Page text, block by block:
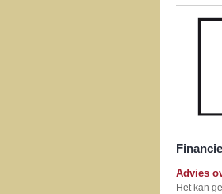
Advies
Het kan